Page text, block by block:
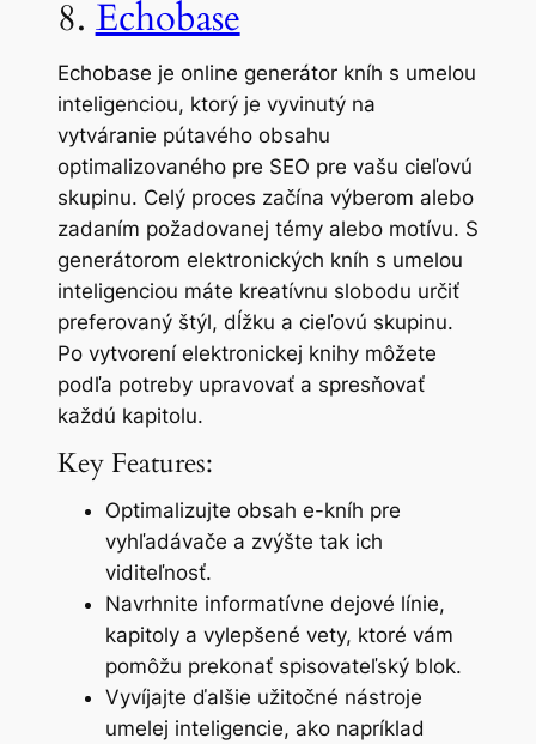
8. Echobase
Echobase je online generátor kníh s umelou
inteligenciou, ktorý je vyvinutý na
vytváranie pútavého obsahu
optimalizovaného pre SEO pre vašu cieľovú
skupinu. Celý proces začína výberom alebo
zadaním požadovanej témy alebo motívu. S
generátorom elektronických kníh s umelou
inteligenciou máte kreatívnu slobodu určiť
preferovaný štýl, dĺžku a cieľovú skupinu.
Po vytvorení elektronickej knihy môžete
podľa potreby upravovať a spresňovať
každú kapitolu.
Key Features:
Optimalizujte obsah e-kníh pre
vyhľadávače a zvýšte tak ich
viditeľnosť.
Navrhnite informatívne dejové línie,
kapitoly a vylepšené vety, ktoré vám
pomôžu prekonať spisovateľský blok.
Vyvíjajte ďalšie užitočné nástroje
umelej inteligencie, ako napríklad